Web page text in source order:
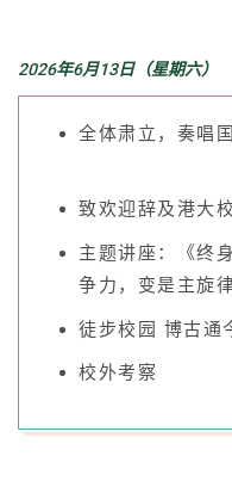
2026年6月13日（星期六）
全体肃立，奏唱
致欢迎辞及港大
主题讲座：《终
争力，变是主旋
徒步校园 博古通
校外考察